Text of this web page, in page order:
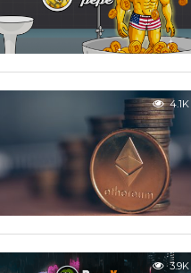
4.1K
3.9K